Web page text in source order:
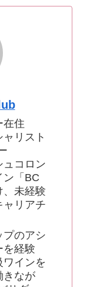
在住
リスト
ュコロン
ン「BC
、未経験
ャリアチ
プのアシ
を経験
インを
きなが